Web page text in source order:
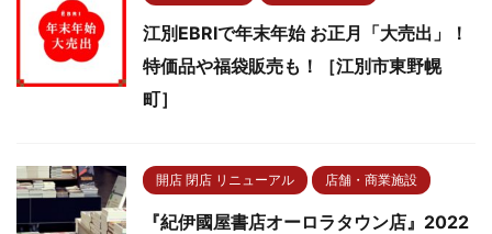
江別EBRIで年末年始 お正月「大売出」！
特価品や福袋販売も！［江別市東野幌
町］
開店 閉店 リニューアル 店舗・商業施設
『紀伊國屋書店オーロラタウン店』2022